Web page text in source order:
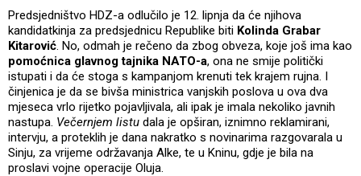
Predsjedništvo HDZ-a odlučilo je 12. lipnja da će njihova
kandidatkinja za predsjednicu Republike biti Kolinda Grabar
Kitarović. No, odmah je rečeno da zbog obveza, koje još ima kao
pomoćnica glavnog tajnika NATO-a, ona ne smije politički
istupati i da će stoga s kampanjom krenuti tek krajem rujna. I
činjenica je da se bivša ministrica vanjskih poslova u ova dva
mjeseca vrlo rijetko pojavljivala, ali ipak je imala nekoliko javnih
nastupa. Večernjem listu dala je opširan, iznimno reklamirani,
intervju, a proteklih je dana nakratko s novinarima razgovarala u
Sinju, za vrijeme održavanja Alke, te u Kninu, gdje je bila na
proslavi vojne operacije Oluja.